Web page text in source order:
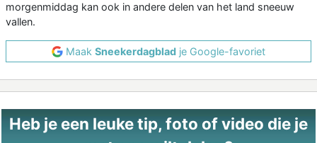
morgenmiddag kan ook in andere delen van het land sneeuw
vallen.
Maak Sneekerdagblad je Google-favoriet
Heb je een leuke tip, foto of video die je